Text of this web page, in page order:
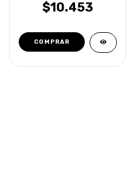
$10.453